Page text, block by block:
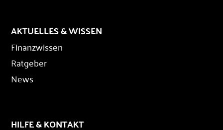
AKTUELLES & WISSEN
Finanzwissen
Ratgeber
News
HILFE & KONTAKT